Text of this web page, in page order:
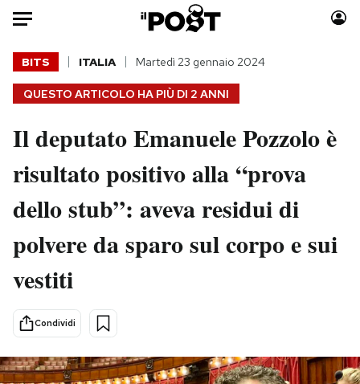
Auto
HOME
Italia
Politica
Tecnologia
Scienza
Cultura
Sport
Moda
Consumismi
Storie/Idee
Media
QUESTO ARTICOLO HA PIÙ DI 2 ANNI
BITS ITALIA Martedì 23 gennaio 2024
Il deputato Emanuele Pozzolo è
risultato positivo alla “prova
dello stub”: aveva residui di
polvere da sparo sul corpo e sui
vestiti
Condividi